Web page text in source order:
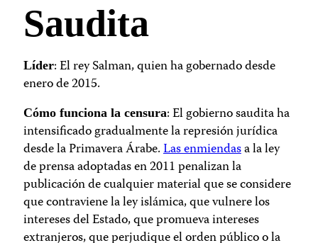
Saudita
Líder: El rey Salman, quien ha gobernado desde
enero de 2015.
Cómo funciona la censura: El gobierno saudita ha
intensificado gradualmente la represión jurídica
desde la Primavera Árabe.Las enmiendasa la ley
de prensa adoptadas en 2011 penalizan la
publicación de cualquier material que se considere
que contraviene la ley islámica, que vulnere los
intereses del Estado, que promueva intereses
extranjeros, que perjudique el orden público o la